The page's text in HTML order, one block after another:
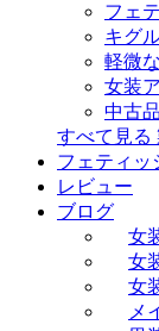
フェ
キグ
軽微
女装
中古品
すべて見る
フェティッ
レビュー
ブログ
女
女
女
メ